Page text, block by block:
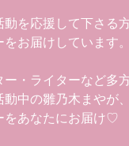
動を応援して下さる
お届けしています。
ー・ライターなど多
中の雛乃木まやが
をあなたにお届け♡